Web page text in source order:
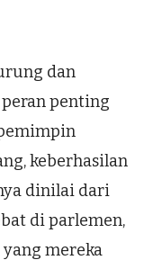
dan
penting
keberhasilan
dinilai dari
di parlemen,
mereka